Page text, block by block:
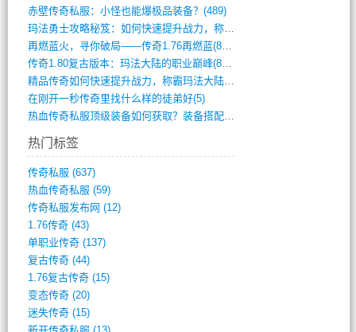
赤壁传奇私服：小怪也能爆极品装备？(489)
玛法勇士攻略秘笈：如何快速提升战力，称霸(717)
再燃蓝火，寻你破局——传奇1.76再燃蓝(893)
传奇1.80复古版本：玛法大陆的职业巅峰(873)
精品传奇如何快速提升战力，称霸玛法大陆？(392)
在刚开一秒传奇里找什么样的徒弟好(5)
热血传奇私服顶级装备如何获取？装备搭配与(688)
热门标签
传奇私服 (637)
热血传奇私服 (59)
传奇私服发布网 (12)
1.76传奇(43)
单职业传奇(137)
复古传奇(44)
1.76复古传奇(15)
变态传奇(20)
迷失传奇(15)